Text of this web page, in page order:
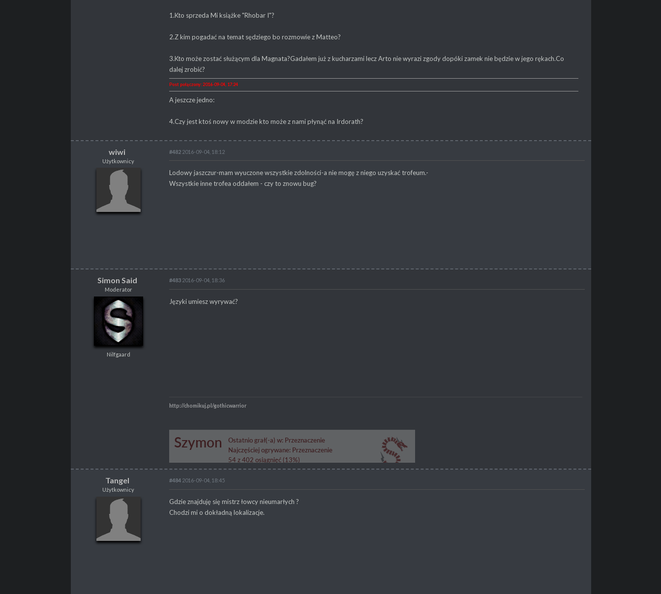
1.Kto sprzeda Mi książke "Rhobar I"?
2.Z kim pogadać na temat sędziego bo rozmowie z Matteo?
3.Kto może zostać służącym dla Magnata?Gadałem już z kucharzami lecz Arto nie wyrazi zgody dopóki zamek nie będzie w jego rękach.Co
dalej zrobić?
Post połączony: 2016-09-04, 17:24
A jeszcze jedno:
4.Czy jest ktoś nowy w modzie kto może z nami płynąć na Irdorath?
wiwi
wiwi
Użytkownicy
#482 2016-09-04, 18:12
Lodowy jaszczur-mam wyuczone wszystkie zdolności-a nie mogę z niego uzyskać trofeum.-
Wszystkie inne trofea oddałem - czy to znowu bug?
Simon Said
Simon Said
POSTY
Moderator
Nilfgaard
#483 2016-09-04, 18:36
Języki umiesz wyrywać?
http://chomikuj.pl/gothicwarrior
Tangel
Tangel
Użytkownicy
#484 2016-09-04, 18:45
Gdzie znajduję się mistrz łowcy nieumarłych ?
Chodzi mi o dokładną lokalizacje.